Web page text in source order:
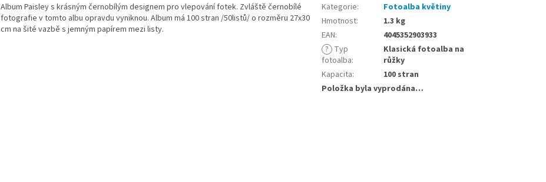
Album Paisley s krásným černobílým designem pro vlepování fotek. Zvláště černobílé
fotografie v tomto albu opravdu vyniknou. Album má 100 stran /50listů/ o rozměru 27x30
cm na šité vazbě s jemným papírem mezi listy.
Kategorie:
Fotoalba květiny
Hmotnost:
1.3 kg
EAN:
4045352903933
? Typ
fotoalba:
Klasická fotoalba na
růžky
Kapacita:
100 stran
Položka byla vyprodána…